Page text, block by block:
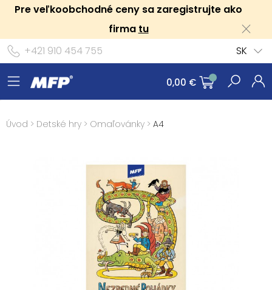
Pre veľkoobchodné ceny sa zaregistrujte ako
firma tu
+421 910 454 755
SK
0,00 €
Úvod > Detské hry > Omaľovánky > A4